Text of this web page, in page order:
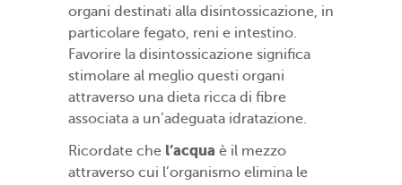
organi destinati alla disintossicazione, in
particolare fegato, reni e intestino.
Favorire la disintossicazione significa
stimolare al meglio questi organi
attraverso una dieta ricca di fibre
associata a un’adeguata idratazione.
Ricordate che l’acqua è il mezzo
attraverso cui l’organismo elimina le